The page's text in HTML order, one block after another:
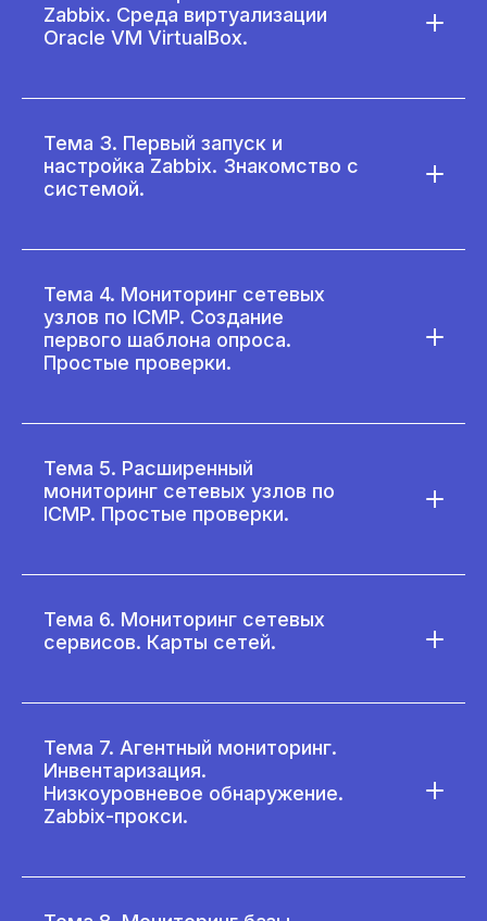
Zabbix. Среда виртуализации
Oracle VM VirtualBox.
Тема 3. Первый запуск и
настройка Zabbix. Знакомство с
системой.
Тема 4. Мониторинг сетевых
узлов по ICMP. Создание
первого шаблона опроса.
Простые проверки.
Тема 5. Расширенный
мониторинг сетевых узлов по
ICMP. Простые проверки.
Тема 6. Мониторинг сетевых
сервисов. Карты сетей.
Тема 7. Агентный мониторинг.
Инвентаризация.
Низкоуровневое обнаружение.
Zabbix-прокси.